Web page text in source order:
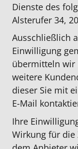
Dienste des
Alsterufer 34,
Ausschließlich
Einwilligung
übermitteln wir
weitere
dieser Sie mit
E-Mail
Ihre
Wirkung für die